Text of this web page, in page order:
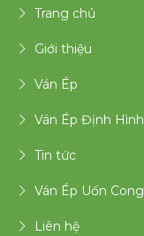
Trang chủ
Giới thiệu
Ván Ép
Ván Ép Định Hình
Tin tức
Ván Ép Uốn Cong
Liên hệ